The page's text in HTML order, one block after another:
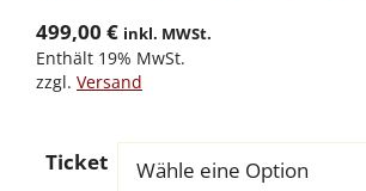
499,00 € inkl. MWSt.
Enthält 19% MwSt.
zzgl. Versand
Ticket